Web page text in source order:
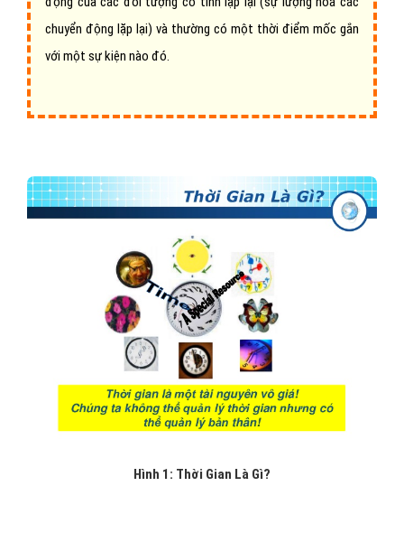
chuyển động lặp lại) và thường có một thời điểm mốc gắn
với một sự kiện nào đó.
Hình 1: Thời Gian Là Gì?